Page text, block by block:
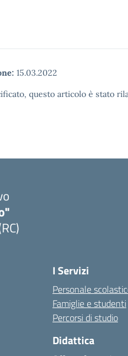
15.03.2022
questo articolo è stato
I Servizi
Personale
Famiglie e studenti
Percorsi di studio
Didattica